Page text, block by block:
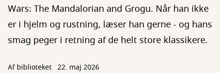
Wars: The Mandalorian and Grogu. Når han ikke
er i hjelm og rustning, læser han gerne - og hans
smag peger i retning af de helt store klassikere.
Af biblioteket 22. maj 2026